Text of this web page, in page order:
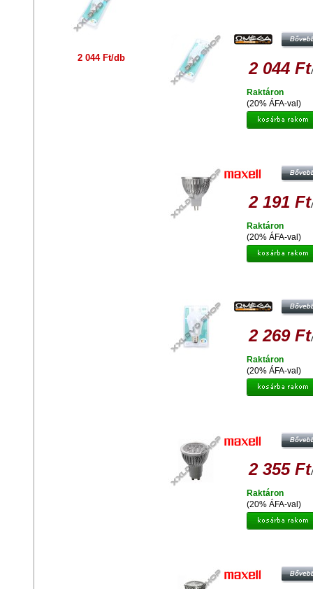
2 044 Ft/db
2 044 Ft
(20% ÁFA-val)
Raktáron
2 191 Ft
(20% ÁFA-val)
Raktáron
2 269 Ft
(20% ÁFA-val)
Raktáron
2 355 Ft
(20% ÁFA-val)
Raktáron